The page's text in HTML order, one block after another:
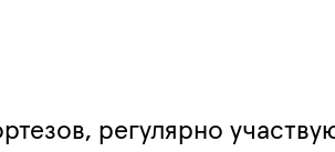
регулярно